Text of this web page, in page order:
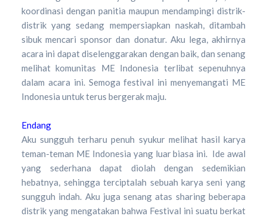
koordinasi dengan panitia maupun mendampingi distrik-
distrik yang sedang mempersiapkan naskah, ditambah
sibuk mencari sponsor dan donatur. Aku lega, akhirnya
acara ini dapat diselenggarakan dengan baik, dan senang
melihat komunitas ME Indonesia terlibat sepenuhnya
dalam acara ini. Semoga festival ini menyemangati ME
Indonesia untuk terus bergerak maju.
Endang
Aku sungguh terharu penuh syukur melihat hasil karya
teman-teman ME Indonesia yang luar biasa ini. Ide awal
yang sederhana dapat diolah dengan sedemikian
hebatnya, sehingga terciptalah sebuah karya seni yang
sungguh indah. Aku juga senang atas sharing beberapa
distrik yang mengatakan bahwa Festival ini suatu berkat